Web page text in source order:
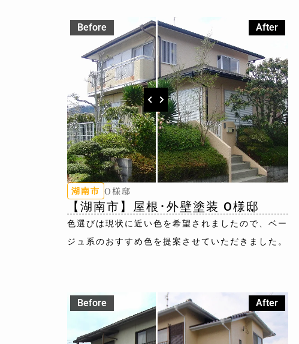
た。
外壁色：8095(ﾐｯﾄﾞﾋﾞｽｹｯﾄ)
屋根色：8080(ｽﾚｰﾄｸﾞﾚｰ)
Before After
湖南市 O様邸
【湖南市】屋根･外壁塗装 O様邸
色選びは現状に近い色を希望されましたので、ベー
ジュ系のおすすめ色を提案させていただきました。
Before After